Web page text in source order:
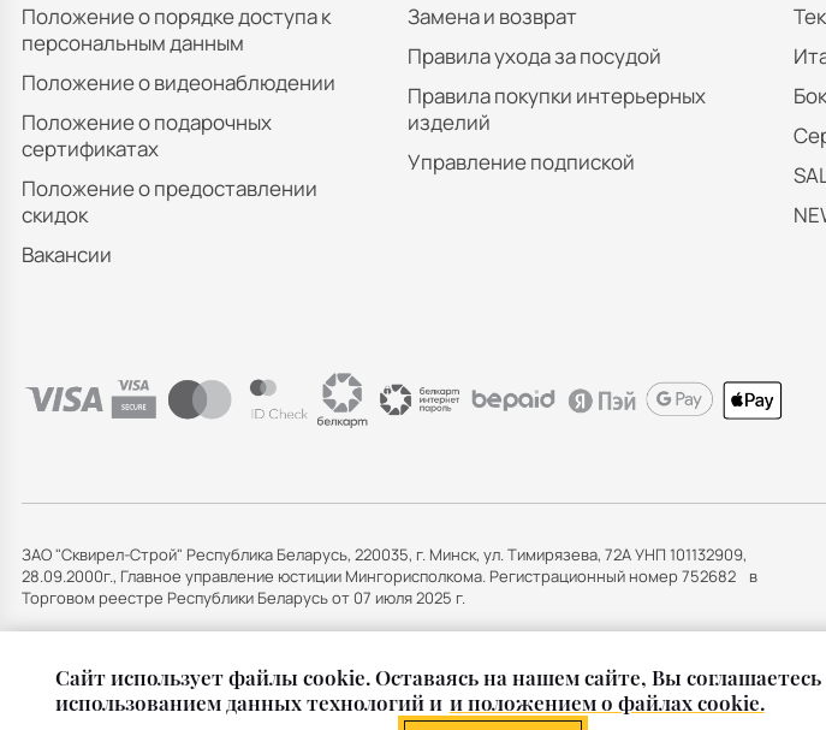
Cайт использует файлы cookie. Оставаясь на нашем сайте, Вы соглашаетесь
использованием данных технологий и и положением о файлах cookie.
Положение о порядке доступа к
персональным данным
Положение о видеонаблюдении
Положение о подарочных
сертификатах
Положение о предоставлении
скидок
Вакансии
Замена и возврат
Правила ухода за посудой
Правила покупки интерьерных
изделий
Управление подпиской
ЗАО "Сквирел-Строй" Республика Беларусь, 220035, г. Минск, ул. Тимирязева, 72А УНП 101132909,
28.09.2000г., Главное управление юстиции Мингорисполкома. Регистрационный номер 752682 в
Торговом реестре Республики Беларусь от 07 июля 2025 г.